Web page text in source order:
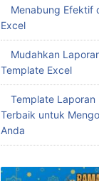
Menabung Efektif
Excel
Mudahkan
Template Excel
Template Laporan
Terbaik untuk
Anda